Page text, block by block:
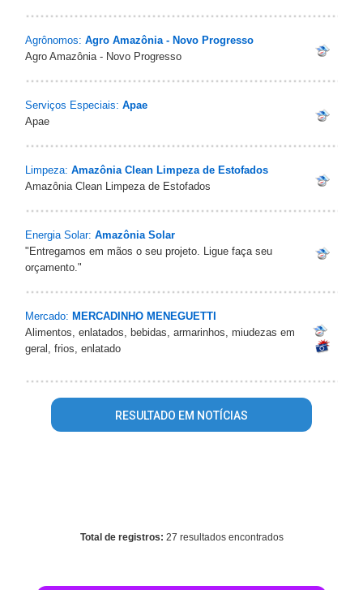
Agrônomos: Agro Amazônia - Novo Progresso
Agro Amazônia - Novo Progresso
Serviços Especiais: Apae
Apae
Limpeza: Amazônia Clean Limpeza de Estofados
Amazônia Clean Limpeza de Estofados
Energia Solar: Amazônia Solar
"Entregamos em mãos o seu projeto. Ligue faça seu
orçamento."
Mercado: MERCADINHO MENEGUETTI
Alimentos, enlatados, bebidas, armarinhos, miudezas em
geral, frios, enlatado
RESULTADO EM NOTÍCIAS
Total de registros: 27 resultados encontrados